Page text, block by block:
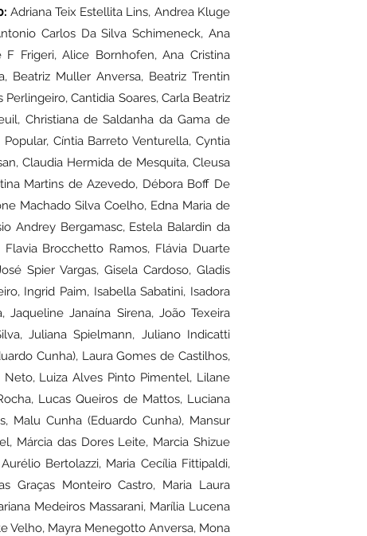
Adriana Teix Estellita Lins, Andrea Kluge
Carlos Da Silva Schimeneck, Ana
F Frigeri, Alice Bornhofen, Ana Cristina
Beatriz Muller Anversa, Beatriz Trentin
Cantidia Soares, Carla Beatriz
Christiana de Saldanha da Gama de
Cíntia Barreto Venturella, Cyntia
Claudia Hermida de Mesquita, Cleusa
Martins de Azevedo, Débora Boff De
Machado Silva Coelho, Edna Maria de
Andrey Bergamasc, Estela Balardin da
Brocchetto Ramos, Flávia Duarte
Spier Vargas, Gisela Cardoso, Gladis
Ingrid Paim, Isabella Sabatini, Isadora
Janaína Sirena, João Texeira
Juliana Spielmann, Juliano Indicatti
Cunha), Laura Gomes de Castilhos,
Luiza Alves Pinto Pimentel, Lilane
Lucas Queiros de Mattos, Luciana
Malu Cunha (Eduardo Cunha), Mansur
Márcia das Dores Leite, Marcia Shizue
Bertolazzi, Maria Cecília Fittipaldi,
Graças Monteiro Castro, Maria Laura
Medeiros Massarani, Marília Lucena
Velho, Mayra Menegotto Anversa, Mona